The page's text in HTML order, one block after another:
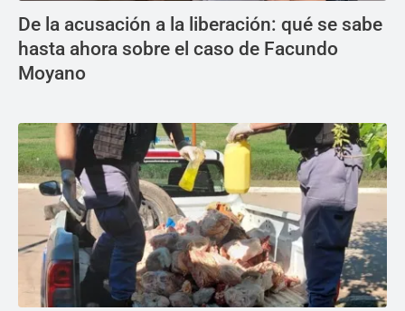
De la acusación a la liberación: qué se sabe
hasta ahora sobre el caso de Facundo
Moyano